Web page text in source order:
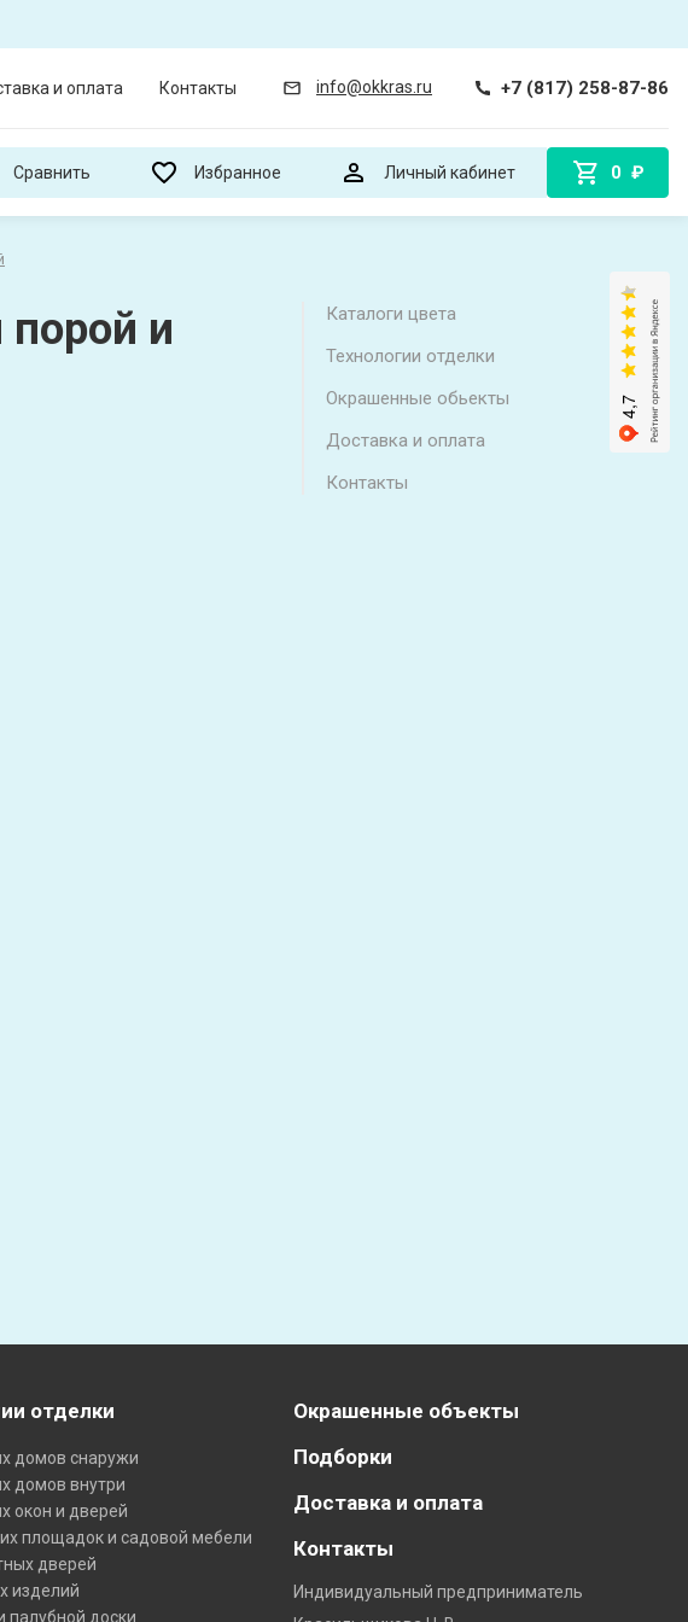
и оплата Контакты info@okkras.ru +7 (817) 258-87-86
Сравнить Избранное Личный кабинет 0 ₽
и
Каталоги цвета
Технологии отделки
Окрашенные обьекты
Доставка и оплата
Контакты
отделки
домов снаружи
домов внутри
окон и дверей
площадок и садовой мебели
дверей
изделий
палубной доски
Окрашенные объекты
Подборки
Доставка и оплата
Контакты
Индивидуальный предприниматель